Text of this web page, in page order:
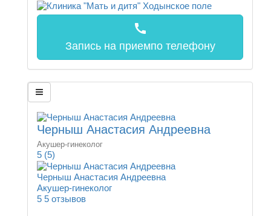
call
Запись на приемпо телефону
Черныш Анастасия Андреевна
Акушер-гинеколог
5 (5)
Черныш Анастасия Андреевна
Акушер-гинеколог
5 5 отзывов